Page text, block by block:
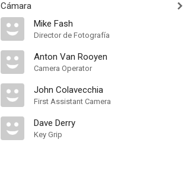
Cámara
Mike Fash
Director de Fotografía
Anton Van Rooyen
Camera Operator
John Colavecchia
First Assistant Camera
Dave Derry
Key Grip